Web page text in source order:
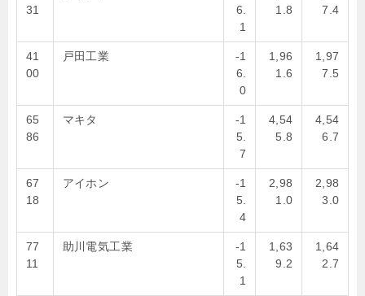
31
6.
1
1.8
7.4
41
00
戸田工業
-1
6.
0
1,96
1.6
1,97
7.5
65
86
マキタ
-1
5.
7
4,54
5.8
4,54
6.7
67
18
アイホン
-1
5.
4
2,98
1.0
2,98
3.0
77
11
助川電気工業
-1
5.
1
1,63
9.2
1,64
2.7